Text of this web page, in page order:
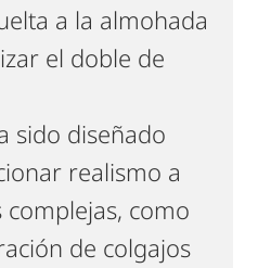
a la almohada
el doble de
sido diseñado
realismo a
complejas, como
de colgajos